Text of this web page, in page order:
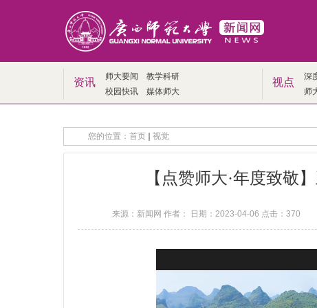
资讯 师大要闻
教学科研
校园快讯
媒体师大
视点
深
师
您的位置： 首页 视觉
【点赞师大·年度致敬
来源：新闻网 作者： 日期：2023-04-06 点击： 370